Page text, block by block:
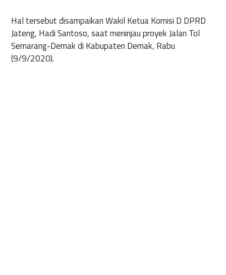
Hal tersebut disampaikan Wakil Ketua Komisi D DPRD
Jateng, Hadi Santoso, saat meninjau proyek Jalan Tol
Semarang-Demak di Kabupaten Demak, Rabu
(9/9/2020).